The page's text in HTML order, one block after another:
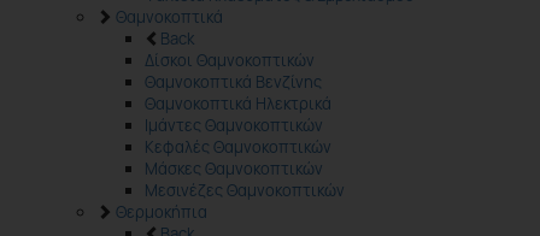
Θαμνοκοπτικά
Back
Δίσκοι Θαμνοκοπτικών
Θαμνοκοπτικά Βενζίνης
Θαμνοκοπτικά Ηλεκτρικά
Ιμάντες Θαμνοκοπτικών
Κεφαλές Θαμνοκοπτικών
Μάσκες Θαμνοκοπτικών
Μεσινέζες Θαμνοκοπτικών
Θερμοκήπια